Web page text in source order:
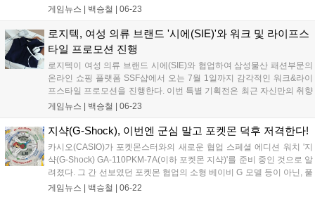
(ExpertBook Ultra)’를 공개했다. 이번 신제품은 초경량 설계와 고해상도
작업 및 그래픽 출력 환경을 개선한 것이 특징이다. 에이수스는 엑스퍼
트북 울트라를 비롯한 신규 라인업을 공식 스토어 및 주요 오픈마켓을
통해 당일부터 본격적인 판매에 돌입한다고 밝혔다....
게임뉴스 | 백승철 06-23
로지텍, 여성 의류 브랜드 '시에(SIE)'와 워크 및 라이프스
타일 프로모션 진행
로지텍이 여성 의류 브랜드 시에(SIE)와 협업하여 삼성물산 패션부문의
온라인 쇼핑 플랫폼 SSF샵에서 오는 7월 1일까지 감각적인 워크&라이
프스타일 프로모션을 진행한다. 이번 특별 기획전은 최근 자신만의 취향
으로 업무 공간을 꾸미는 소비자를 위해 마련되었으며, 로지텍의 대표
한 생산성 제품을 최대 28% 할인된 혜택으로 선보인다....
게임뉴스 | 백승철 06-23
지샥(G-Shock), 이번엔 군심 말고 포켓몬 덕후 저격한다!
카시오(CASIO)가 포켓몬스터와의 새로운 협업 스페셜 에디션 워치 '지
샥(G-Shock) GA-110PKM-7A(이하 포켓몬 지샥)'를 준비 중인 것으로 알
려졌다. 그 간 선보였던 포켓몬 협업의 소형 베이비 G 모델 등이 아닌, 풀
사이즈 지샥이라는 점에서 의미 있다. 반투명한 레진 소재의 GA-100 케
게임뉴스 | 백승철 06-22